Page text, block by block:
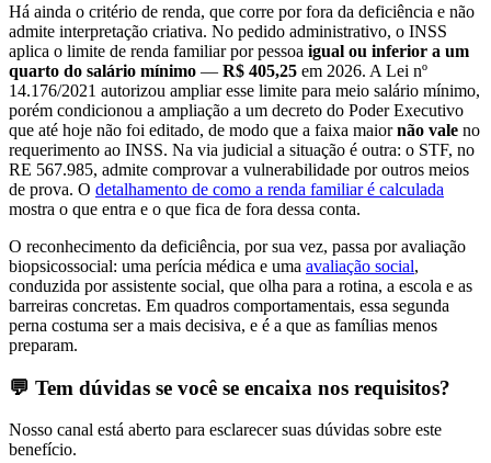
Há ainda o critério de renda, que corre por fora da deficiência e não
admite interpretação criativa. No pedido administrativo, o INSS
aplica o limite de renda familiar por pessoa igual ou inferior a um
quarto do salário mínimo — R$ 405,25 em 2026. A Lei nº
14.176/2021 autorizou ampliar esse limite para meio salário mínimo,
porém condicionou a ampliação a um decreto do Poder Executivo
que até hoje não foi editado, de modo que a faixa maiornão vale no
requerimento ao INSS. Na via judicial a situação é outra: o STF, no
RE 567.985, admite comprovar a vulnerabilidade por outros meios
de prova. O detalhamento de como a renda familiar é calculada
mostra o que entra e o que fica de fora dessa conta.
O reconhecimento da deficiência, por sua vez, passa por avaliação
biopsicossocial: uma perícia médica e uma avaliação social,
conduzida por assistente social, que olha para a rotina, a escola e as
barreiras concretas. Em quadros comportamentais, essa segunda
perna costuma ser a mais decisiva, e é a que as famílias menos
preparam.
💬 Tem dúvidas se você se encaixa nos requisitos?
Nosso canal está aberto para esclarecer suas dúvidas sobre este
benefício.